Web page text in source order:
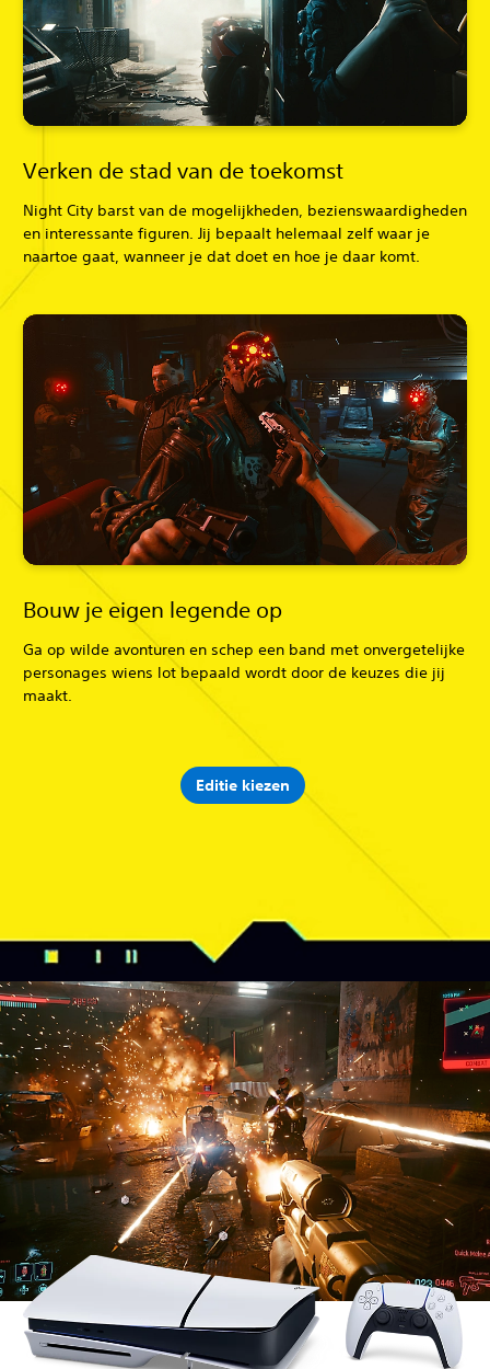
Verken de stad van de toekomst
Night City barst van de mogelijkheden, bezienswaardigheden
en interessante figuren. Jij bepaalt helemaal zelf waar je
naartoe gaat, wanneer je dat doet en hoe je daar komt.
Bouw je eigen legende op
Ga op wilde avonturen en schep een band met onvergetelijke
personages wiens lot bepaald wordt door de keuzes die jij
maakt.
Editie kiezen